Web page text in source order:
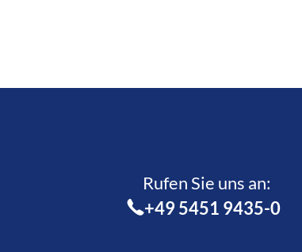
Rufen Sie uns an:­
+49 5451 9435-0